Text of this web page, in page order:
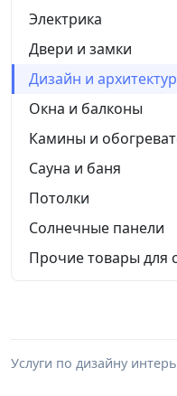
Электрика
Двери и замки
Дизайн и
Окна и балконы
Камины и
Сауна и баня
Потолки
Солнечные панели
Прочие товары для
Услуги по дизайну